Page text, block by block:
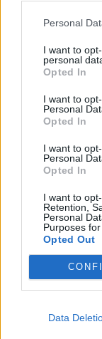
Personal
I want to
personal
Opted In
I want to
Personal
Opted In
I want to
Personal
Opted In
I want to
Retention,
Personal
Purposes
Opted Out
Data
“Victory”:
έπος του
από ποτέ
22.06.26
Μια επιστροφή
αποκαλύπτει πώς
δράμα για
σκοτεινές και